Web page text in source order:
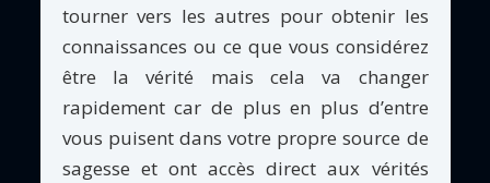
tourner vers les autres pour obtenir les
connaissances ou ce que vous considérez
être la vérité mais cela va changer
rapidement car de plus en plus d’entre
vous puisent dans votre propre source de
sagesse et ont accès direct aux vérités